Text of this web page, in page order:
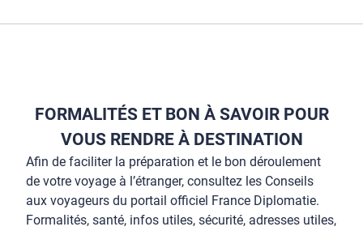
FORMALITÉS ET BON À SAVOIR POUR
VOUS RENDRE À DESTINATION
Afin de faciliter la préparation et le bon déroulement
de votre voyage à l’étranger, consultez les Conseils
aux voyageurs du portail officiel France Diplomatie.
Formalités, santé, infos utiles, sécurité, adresses utiles,